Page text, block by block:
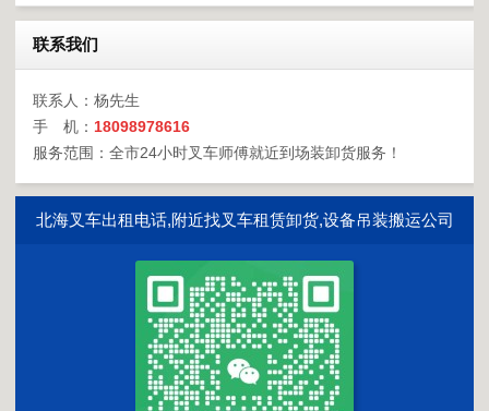
联系我们
联系人：杨先生
手 机： 18098978616
服务范围：全市24小时叉车师傅就近到场装卸货服务！
北海叉车出租电话,附近找叉车租赁卸货,设备吊装搬运公司